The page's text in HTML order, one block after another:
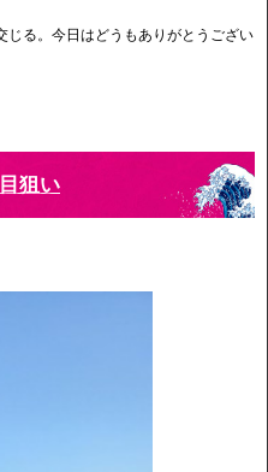
じる。今日はどうもありがとうござい
狙い